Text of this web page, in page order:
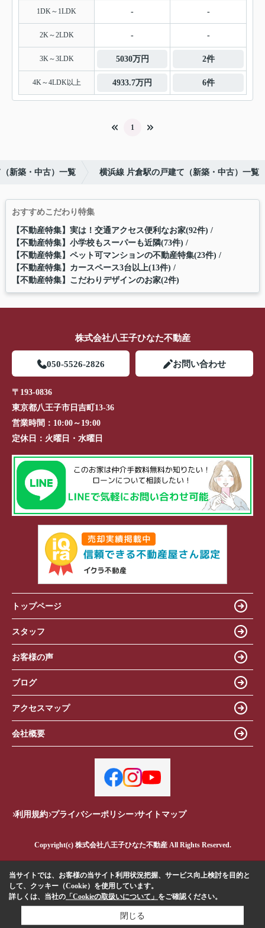
1DK～1LDK - -
2K～2LDK - -
3K～3LDK 5030万円 2件
4K～4LDK以上 4933.7万円 6件
1
新築・中古）一覧 横浜線 片倉駅の戸建て（新築・中古）一覧
おすすめこだわり特集
【不動産特集】実は！交通アクセス便利なお家(92件)
【不動産特集】小学校もスーパーも近隣(73件)
【不動産特集】ペット可マンションの不動産特集(23件)
【不動産特集】カースペース3台以上(13件)
【不動産特集】こだわりデザインのお家(2件)
株式会社八王子ひなた不動産
050-5526-2826 お問い合わせ
〒193-0836
東京都八王子市日吉町13-36
営業時間： 10:00～19:00
定休日： 火曜日・水曜日
トップページ
スタッフ
お客様の声
ブログ
アクセスマップ
会社概要
利用規約 プライバシーポリシー サイトマップ
Copyright(c) 株式会社八王子ひなた不動産 All Rights Reserved.
当サイトでは、お客様の当サイト利用状況把握、サービス向上検討を目的と
して、クッキー（Cookie）を使用しています。
詳しくは、当社の 「Cookieの取扱いについて」 をご確認ください。
閉じる